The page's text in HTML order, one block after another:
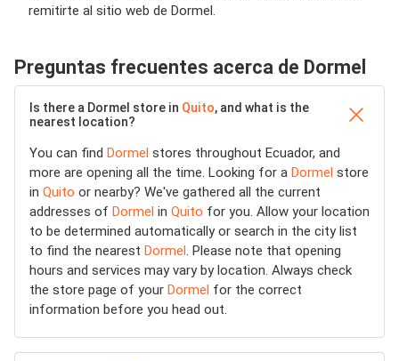
remitirte al sitio web de Dormel.
Preguntas frecuentes acerca de Dormel
Is there a Dormel store in Quito, and what is the
nearest location?
You can find Dormel stores throughout Ecuador, and
more are opening all the time. Looking for a Dormel store
in Quito or nearby? We've gathered all the current
addresses of Dormel in Quito for you. Allow your location
to be determined automatically or search in the city list
to find the nearest Dormel. Please note that opening
hours and services may vary by location. Always check
the store page of your Dormel for the correct
information before you head out.